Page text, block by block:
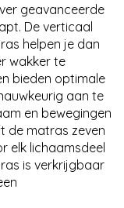
geavanceerde
De verticaal
helpen je dan
wakker te
bieden optimale
aan te
en bewegingen
de matras zeven
elk lichaamsdeel
is verkrijgbaar